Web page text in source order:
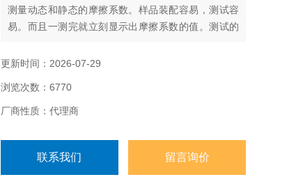
测量动态和静态的摩擦系数。样品装配容易，测试容
易。而且一测完就立刻显示出摩擦系数的值。测试的
更新时间：2026-07-29
浏览次数：6770
厂商性质：代理商
联系我们 留言询价